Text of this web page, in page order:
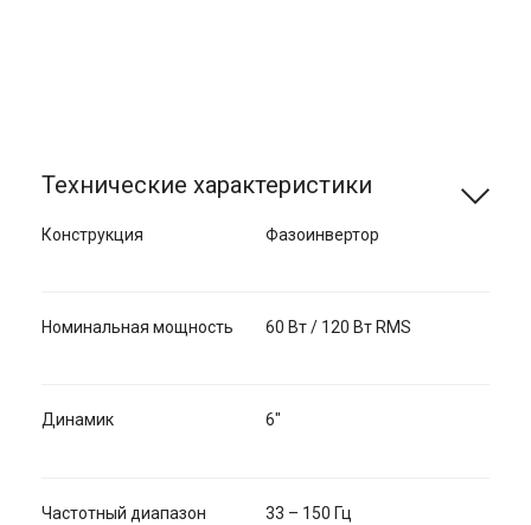
Технические характеристики
Конструкция Фазоинвертор
Номинальная мощность 60 Вт / 120 Вт RMS
Динамик 6"
Частотный диапазон 33 – 150 Гц